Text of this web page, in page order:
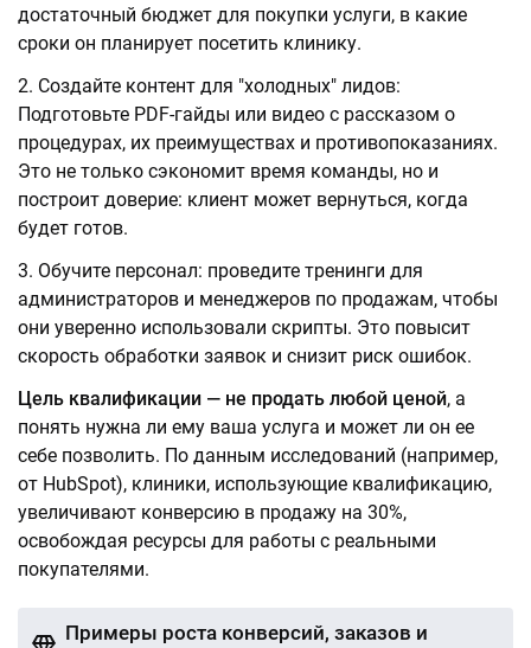
достаточный бюджет для покупки услуги, в какие
сроки он планирует посетить клинику.
Создайте контент для "холодных" лидов:
Подготовьте PDF-гайды или видео с рассказом о
процедурах, их преимуществах и противопоказаниях.
Это не только сэкономит время команды, но и
построит доверие: клиент может вернуться, когда
будет готов.
Обучите персонал: проведите тренинги для
администраторов и менеджеров по продажам, чтобы
они уверенно использовали скрипты. Это повысит
скорость обработки заявок и снизит риск ошибок.
Цель квалификации — не продать любой ценой, а
понять нужна ли ему ваша услуга и может ли он ее
себе позволить. По данным исследований (например,
от HubSpot), клиники, использующие квалификацию,
увеличивают конверсию в продажу на 30%,
освобождая ресурсы для работы с реальными
покупателями.
Примеры роста конверсий, заказов и